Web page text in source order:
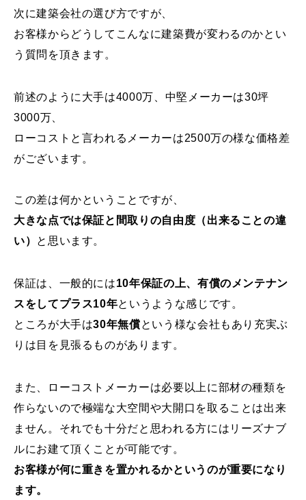
次に建築会社の選び方ですが、
お客様からどうしてこんなに建築費が変わるのかとい
う質問を頂きます。
前述のように大手は4000万、中堅メーカーは30坪
3000万、
ローコストと言われるメーカーは2500万の様な価格差
がございます。
この差は何かということですが、
大きな点では保証と間取りの自由度（出来ることの違
い）
と思います。
保証は、一般的には10年保証の上、有償のメンテナン
スをしてプラス10年というような感じです。
ところが大手は30年無償という様な会社もあり充実ぶ
りは目を見張るものがあります。
また、ローコストメーカーは必要以上に部材の種類を
作らないので極端な大空間や大開口を取ることは出来
ません。それでも十分だと思われる方にはリーズナブ
ルにお建て頂くことが可能です。
お客様が何に重きを置かれるかというのが重要になり
ます。